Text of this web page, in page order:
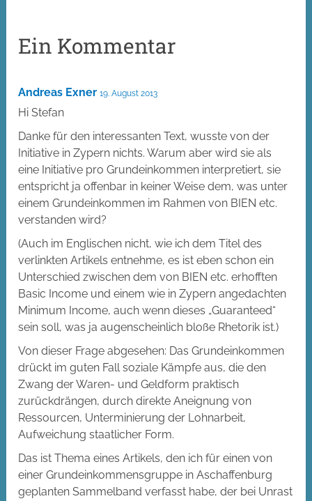
Ein Kommentar
Andreas Exner 19. August 2013
Hi Stefan
Danke für den interessanten Text, wusste von der
Initiative in Zypern nichts. Warum aber wird sie als
eine Initiative pro Grundeinkommen interpretiert, sie
entspricht ja offenbar in keiner Weise dem, was unter
einem Grundeinkommen im Rahmen von BIEN etc.
verstanden wird?
(Auch im Englischen nicht, wie ich dem Titel des
verlinkten Artikels entnehme, es ist eben schon ein
Unterschied zwischen dem von BIEN etc. erhofften
Basic Income und einem wie in Zypern angedachten
Minimum Income, auch wenn dieses „Guaranteed“
sein soll, was ja augenscheinlich bloße Rhetorik ist.)
Von dieser Frage abgesehen: Das Grundeinkommen
drückt im guten Fall soziale Kämpfe aus, die den
Zwang der Waren- und Geldform praktisch
zurückdrängen, durch direkte Aneignung von
Ressourcen, Unterminierung der Lohnarbeit,
Aufweichung staatlicher Form.
Das ist Thema eines Artikels, den ich für einen von
einer Grundeinkommensgruppe in Aschaffenburg
geplanten Sammelband verfasst habe, der bei Unrast